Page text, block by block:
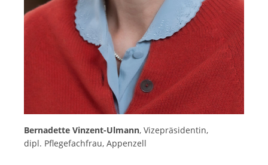
Bernadette Vinzent-Ulmann, Vizepräsidentin,
dipl. Pflegefachfrau, Appenzell